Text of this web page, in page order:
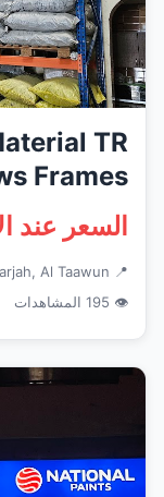
TR
Frames
...
السعر عند
📍 Sharjah, Al Taawun
👁 195 المشاهدات